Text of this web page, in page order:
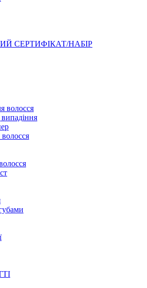
СЕРТИФІКАТ/НАБІР
волосся
випадіння